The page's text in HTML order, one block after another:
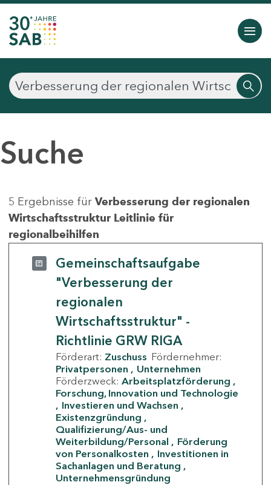
Suche
5 Ergebnisse für Verbesserung der regionalen
Wirtschaftsstruktur Leitlinie für
regionalbeihilfen
Gemeinschaftsaufgabe
"Verbesserung der
regionalen
Wirtschaftsstruktur" -
Richtlinie GRW RIGA
Förderart: Zuschuss Fördernehmer:
Privatpersonen
Unternehmen
Förderzweck: Arbeitsplatzförderung
Forschung, Innovation und Technologie
Investieren und Wachsen
Existenzgründung
Qualifizierung/Aus- und
Weiterbildung/Personal
Förderung
von Personalkosten
Investitionen in
Sachanlagen und Beratung
Unternehmensgründung